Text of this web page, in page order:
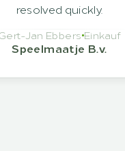
resolved quickly.
Jan Ebbers Einkauf
Speelmaatje B.v.